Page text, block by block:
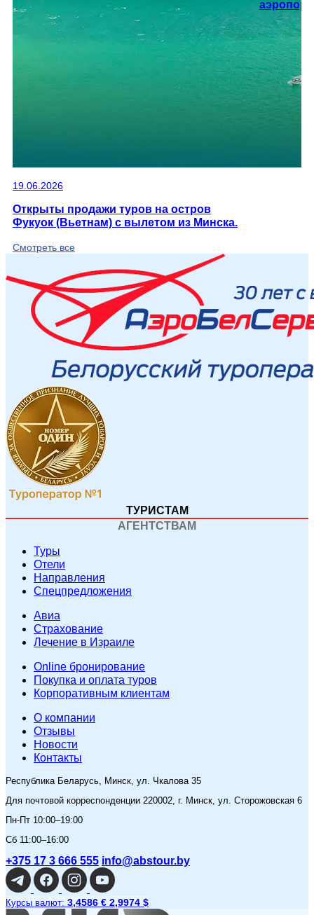
19.06.2026
Открыты продажи туров на остров
Фукуок (Вьетнам) с вылетом из Минска.
Смотреть все
ТУРИСТАМ
АГЕНТСТВАМ
Туры
Отели
Направления
Спецпредложения
Авиа
Страхование
Лечение в Израиле
Online бронирование
Покупка и оплата туров
Корпоративным клиентам
O компании
Отзывы
Новости
Контакты
Республика Беларусь, Минск, ул. Чкалова 35
Для почтовой корреспонденции 220002, г. Минск, ул. Сторожовская 6
Пн-Пт 10:00–19:00
Сб 11:00–16:00
+375 17 3 666 555 info@abstour.by
Курсы валют: 3,4586 € 2,9974 $